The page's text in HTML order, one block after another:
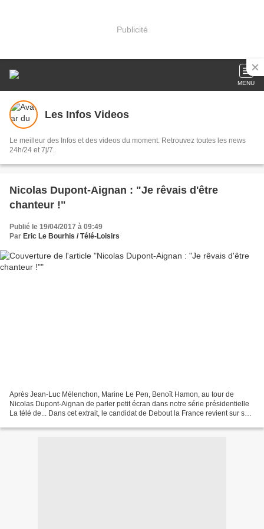
Publicité
MENU
Les Infos Videos
Le meilleur des Infos et des videos du moment. Retrouvez toutes les news
24h/24 et 7j/7.
Nicolas Dupont-Aignan : "Je rêvais d'être
chanteur !"
Publié le 19/04/2017 à 09:49
Par Eric Le Bourhis / Télé-Loisirs
Après Jean-Luc Mélenchon, Marine Le Pen, Benoît Hamon, au tour de
Nicolas Dupont-Aignan de parler petit écran dans notre série présidentielle
La télé de... Dans cet extrait, le candidat de Debout la France revient sur ses